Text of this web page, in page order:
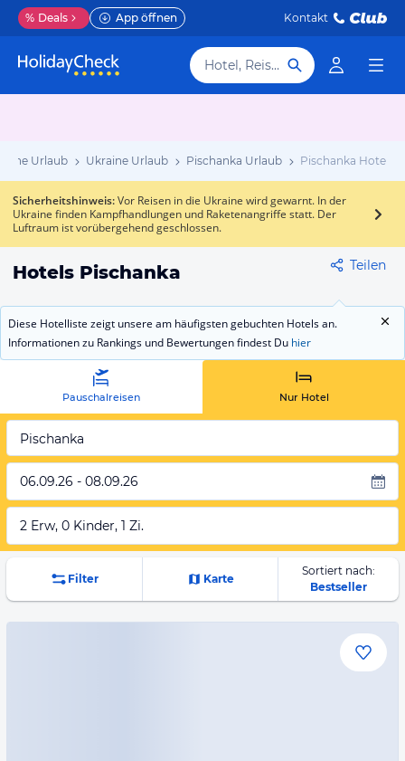
% Deals App öffnen Kontakt
Hotel, Reiseziel
Urlaub Ukraine Urlaub Pischanka Urlaub Pischanka Hotels
Sicherheitshinweis:Vor Reisen in die Ukraine wird gewarnt. In der
Ukraine finden Kampfhandlungen und Raketenangriffe statt. Der
Luftraum ist vorübergehend geschlossen.
Hotels Pischanka Teilen
Diese Hotelliste zeigt unsere am häufigsten gebuchten Hotels an.
Informationen zu Rankings und Bewertungen findest Du hier
Pauschalreisen Nur Hotel
Pischanka
06.09.26 - 08.09.26
2 Erw, 0 Kinder, 1 Zi.
Filter Karte
Sortiert nach:
Bestseller